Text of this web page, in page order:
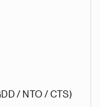
/ NTO / CTS)